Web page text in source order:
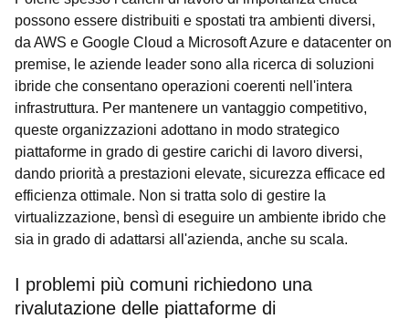
possono essere distribuiti e spostati tra ambienti diversi,
da AWS e Google Cloud a Microsoft Azure e datacenter on
premise, le aziende leader sono alla ricerca di soluzioni
ibride che consentano operazioni coerenti nell'intera
infrastruttura. Per mantenere un vantaggio competitivo,
queste organizzazioni adottano in modo strategico
piattaforme in grado di gestire carichi di lavoro diversi,
dando priorità a prestazioni elevate, sicurezza efficace ed
efficienza ottimale. Non si tratta solo di gestire la
virtualizzazione, bensì di eseguire un ambiente ibrido che
sia in grado di adattarsi all'azienda, anche su scala.
I problemi più comuni richiedono una
rivalutazione delle piattaforme di